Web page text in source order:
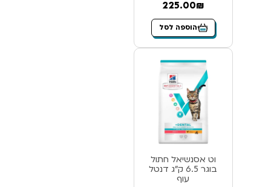
225.00₪
הוספה לסל
וט אסנשיאל חתול
בוגר 6.5 ק”ג דנטל
עוף